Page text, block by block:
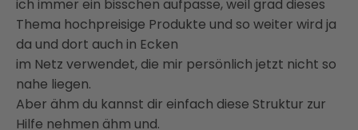
ich immer ein bisschen aufpasse, weil grad dieses
Thema hochpreisige Produkte und so weiter wird ja
da und dort auch in Ecken
im Netz verwendet, die mir persönlich jetzt nicht so
nahe liegen.
Aber ähm du kannst dir einfach diese Struktur zur
Hilfe nehmen ähm und.